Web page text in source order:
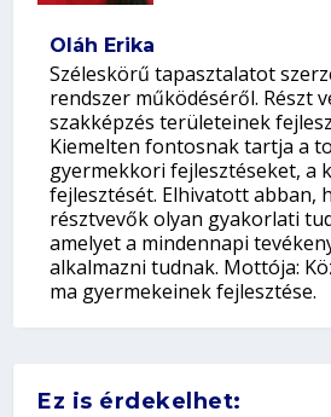
Oláh Erika
Széleskörű tapasztalatot
rendszer működéséről. Részt
szakképzés területeinek
Kiemelten fontosnak tartja a
gyermekkori fejlesztéseket, a
fejlesztését. Elhivatott abban,
résztvevők olyan gyakorlati
amelyet a mindennapi
alkalmazni tudnak. Mottója:
ma gyermekeinek fejlesztése.
Ez is érdekelhet: